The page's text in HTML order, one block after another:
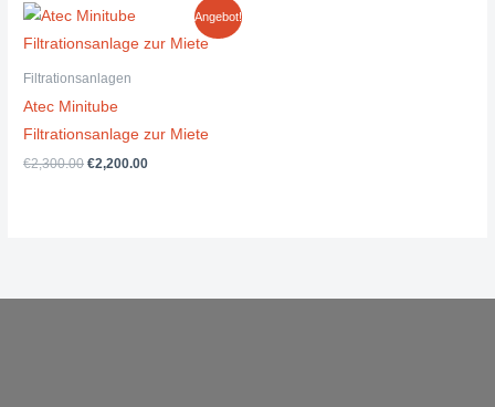
Angebot!
Filtrationsanlagen
Atec Minitube
Filtrationsanlage zur Miete
€2,300.00
Ursprünglicher
war:
€2,200.00
Aktueller
ist: